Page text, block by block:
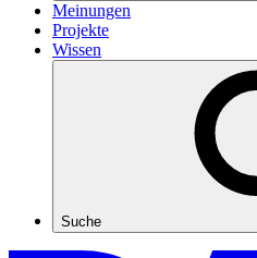
Meinungen
Projekte
Wissen
Suche